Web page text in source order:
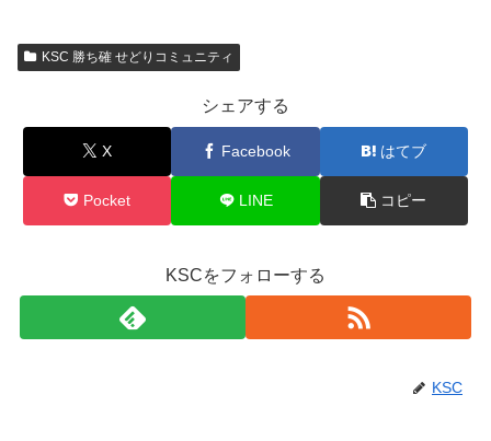
KSC 勝ち確 せどりコミュニティ
シェアする
X Facebook はてブ
Pocket LINE コピー
KSCをフォローする
KSC